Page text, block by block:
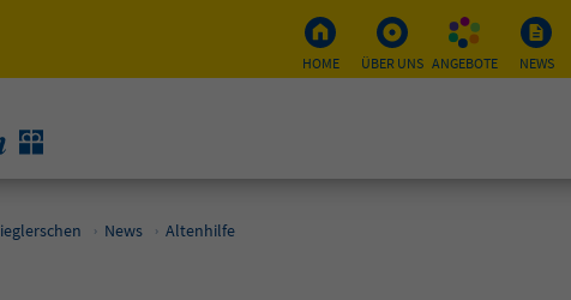
HOME ÜBER UNS ANGEBOTE NEWS
News Altenhilfe